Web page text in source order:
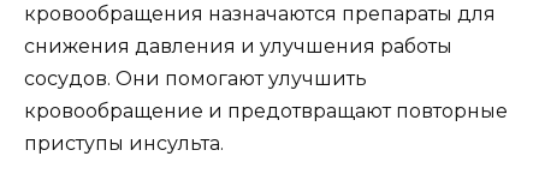
кровообращения назначаются препараты для
снижения давления и улучшения работы
сосудов. Они помогают улучшить
кровообращение и предотвращают повторные
приступы инсульта.